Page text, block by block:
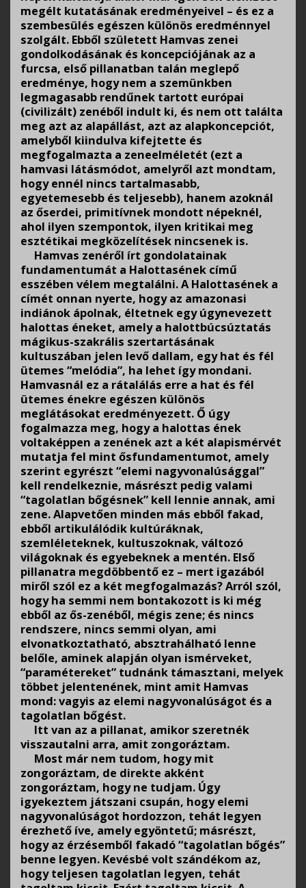
megélt kutatásának eredményeivel – és ez a
szembesülés egészen különös eredménnyel
szolgált. Ebből született Hamvas zenei
gondolkodásának és koncepciójának az a
furcsa, első pillanatban talán meglepő
eredménye, hogy nem a szemünkben
legmagasabb rendűnek tartott európai
(civilizált) zenéből indult ki, és nem ott találta
meg azt az alapállást, azt az alapkoncepciót,
amelyből kiindulva kifejtette és
megfogalmazta a zeneelméletét (ezt a
hamvasi látásmódot, amelyről azt mondtam,
hogy ennél nincs tartalmasabb,
egyetemesebb és teljesebb), hanem azoknál
az őserdei, primitívnek mondott népeknél,
ahol ilyen szempontok, ilyen kritikai meg
esztétikai megközelítések nincsenek is.
Hamvas zenéről írt gondolatainak
fundamentumát a Halottasének című
esszében vélem megtalálni. A Halottasének a
címét onnan nyerte, hogy az amazonasi
indiánok ápolnak, éltetnek egy úgynevezett
halottas éneket, amely a halottbúcsúztatás
mágikus-szakrális szertartásának
kultuszában jelen levő dallam, egy hat és fél
ütemes “melódia”, ha lehet így mondani.
Hamvasnál ez a rátalálás erre a hat és fél
ütemes énekre egészen különös
meglátásokat eredményezett. Ő úgy
fogalmazza meg, hogy a halottas ének
voltaképpen a zenének azt a két alapismérvét
mutatja fel mint ősfundamentumot, amely
szerint egyrészt “elemi nagyvonalúsággal”
kell rendelkeznie, másrészt pedig valami
“tagolatlan bőgésnek” kell lennie annak, ami
zene. Alapvetően minden más ebből fakad,
ebből artikulálódik kultúráknak,
szemléleteknek, kultuszoknak, változó
világoknak és egyebeknek a mentén. Első
pillanatra megdöbbentő ez – mert igazából
miről szól ez a két megfogalmazás? Arról szól,
hogy ha semmi nem bontakozott is ki még
ebből az ős-zenéből, mégis zene; és nincs
rendszere, nincs semmi olyan, ami
elvonatkoztatható, absztrahálható lenne
belőle, aminek alapján olyan ismérveket,
“paramétereket” tudnánk támasztani, melyek
többet jelentenének, mint amit Hamvas
mond: vagyis az elemi nagyvonalúságot és a
tagolatlan bőgést.
Itt van az a pillanat, amikor szeretnék
visszautalni arra, amit zongoráztam.
Most már nem tudom, hogy mit
zongoráztam, de direkte akként
zongoráztam, hogy ne tudjam. Úgy
igyekeztem játszani csupán, hogy elemi
nagyvonalúságot hordozzon, tehát legyen
érezhető íve, amely egyöntetű; másrészt,
hogy az érzésemből fakadó “tagolatlan bőgés”
benne legyen. Kevésbé volt szándékom az,
hogy teljesen tagolatlan legyen, tehát